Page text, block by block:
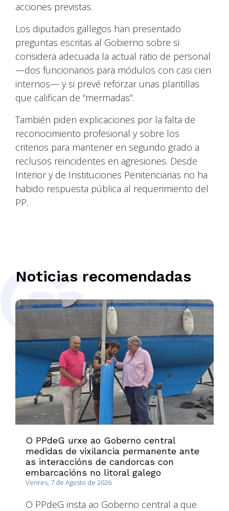
acciones previstas.
Los diputados gallegos han presentado
preguntas escritas al Gobierno sobre si
considera adecuada la actual ratio de personal
—dos funcionarios para módulos con casi cien
internos— y si prevé reforzar unas plantillas
que califican de “mermadas”.
También piden explicaciones por la falta de
reconocimiento profesional y sobre los
criterios para mantener en segundo grado a
reclusos reincidentes en agresiones. Desde
Interior y de Instituciones Penitenciarias no ha
habido respuesta pública al requerimiento del
PP.
Noticias recomendadas
O PPdeG urxe ao Goberno central
medidas de vixilancia permanente ante
as interaccións de candorcas con
embarcacións no litoral galego
Venres, 7 de Agosto de 2026
O PPdeG insta ao Goberno central a que